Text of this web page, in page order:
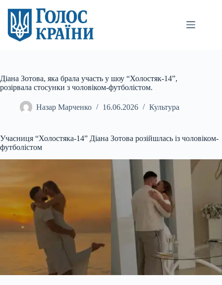
вмісту
Діана Зотова, яка брала участь у шоу “Холостяк-14”,
розірвала стосунки з чоловіком-футболістом.
Назар Марченко 16.06.2026 Культура
Учасниця “Холостяка-14” Діана Зотова розійшлась із чоловіком-
футболістом